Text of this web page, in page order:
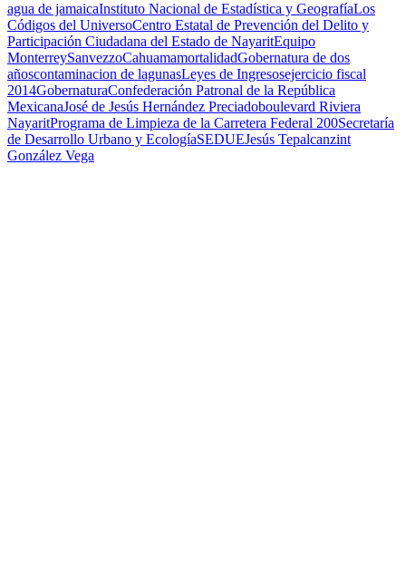
agua de jamaicaInstituto Nacional de Estadística y GeografíaLos
Códigos del UniversoCentro Estatal de Prevención del Delito y
Participación Ciudadana del Estado de NayaritEquipo
MonterreySanvezzoCahuamamortalidadGobernatura de dos
añoscontaminacion de lagunasLeyes de Ingresosejercicio fiscal
2014GobernaturaConfederación Patronal de la República
MexicanaJosé de Jesús Hernández Preciadoboulevard Riviera
NayaritPrograma de Limpieza de la Carretera Federal 200Secretaría
de Desarrollo Urbano y EcologíaSEDUEJesús Tepalcanzint
González Vega